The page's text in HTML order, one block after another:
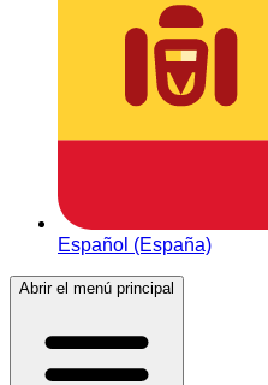
Español (España)
Abrir el menú principal